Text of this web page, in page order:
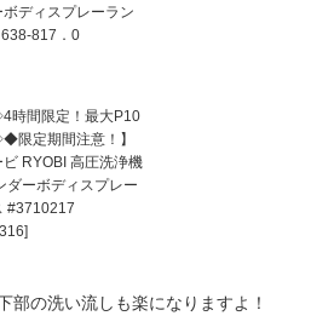
ボディスプレーラン
．0
時間限定！最大P10
限定期間注意！】
ビ RYOBI 高圧洗浄機
ダーボディスプレー
#3710217
部の洗い流しも楽になりますよ！